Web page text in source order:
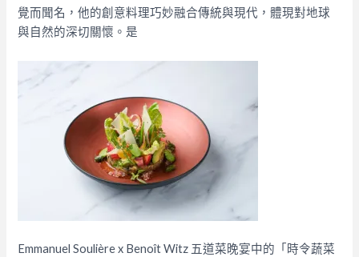
覺而聞名，他的創意料理巧妙融合傳統與現代，體現對地球
與自然的深切關懷。是
Emmanuel Soulière x Benoît Witz 五道菜晚宴中的「時令蔬菜